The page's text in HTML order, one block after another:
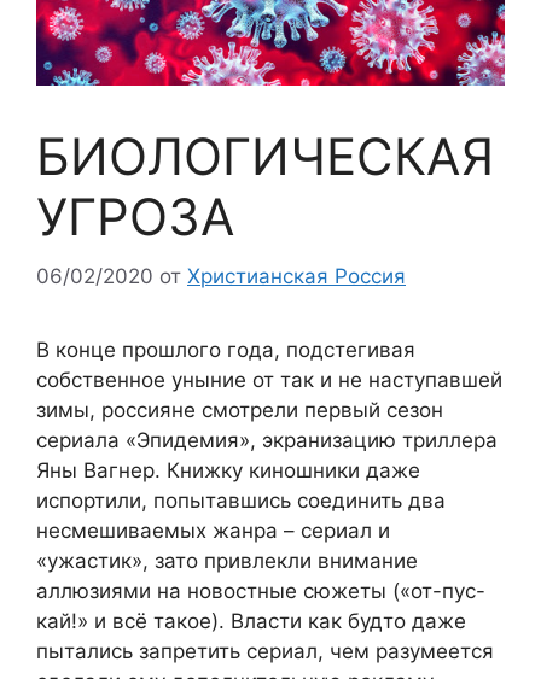
БИОЛОГИЧЕСКАЯ
УГРОЗА
06/02/2020 от Христианская Россия
В конце прошлого года, подстегивая
собственное уныние от так и не наступавшей
зимы, россияне смотрели первый сезон
сериала «Эпидемия», экранизацию триллера
Яны Вагнер. Книжку киношники даже
испортили, попытавшись соединить два
несмешиваемых жанра – сериал и
«ужастик», зато привлекли внимание
аллюзиями на новостные сюжеты («от-пус-
кай!» и всё такое). Власти как будто даже
пытались запретить сериал, чем разумеется